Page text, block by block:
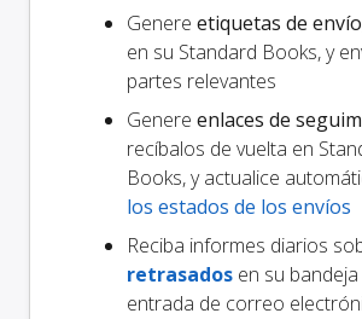
Genere etiquetas de envío
en su Standard Books, y
partes relevantes
Genere enlaces de
recíbalos de vuelta en
Books, y actualice
los estados de los envíos
Reciba informes diarios
retrasados en su
entrada de correo